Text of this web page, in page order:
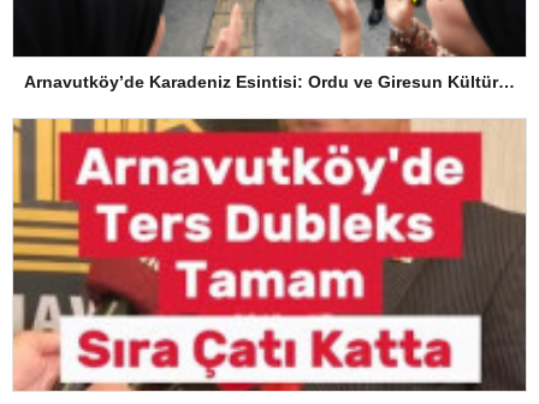
Arnavutköy’de Karadeniz Esintisi: Ordu ve Giresun Kültürü Memleket Günleri’nde Buluştu